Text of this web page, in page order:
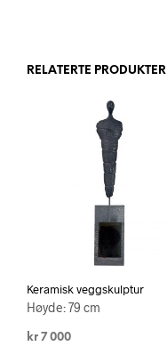
RELATERTE PRODUKTER
Keramisk veggskulptur
Høyde: 79 cm
kr 7 000